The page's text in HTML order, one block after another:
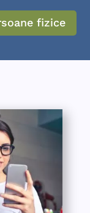
fizice